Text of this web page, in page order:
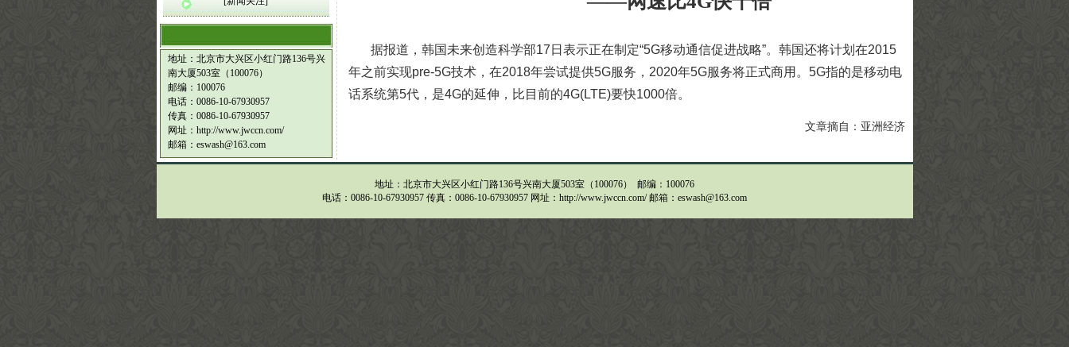
地址：北京市大兴区小红门路136号兴
南大厦503室（100076）
邮编：100076
电话：0086-10-67930957
传真：0086-10-67930957
网址：http://www.jwccn.com/
邮箱：eswash@163.com
据报道，韩国未来创造科学部17日表示正在制定“5G移动通信促进战略”。韩国还将计划在2015
年之前实现pre-5G技术，在2018年尝试提供5G服务，2020年5G服务将正式商用。5G指的是移动电
话系统第5代，是4G的延伸，比目前的4G(LTE)要快1000倍。
文章摘自：亚洲经济
地址：北京市大兴区小红门路136号兴南大厦503室（100076） 邮编：100076
电话：0086-10-67930957 传真：0086-10-67930957 网址：http://www.jwccn.com/ 邮箱：eswash@163.com